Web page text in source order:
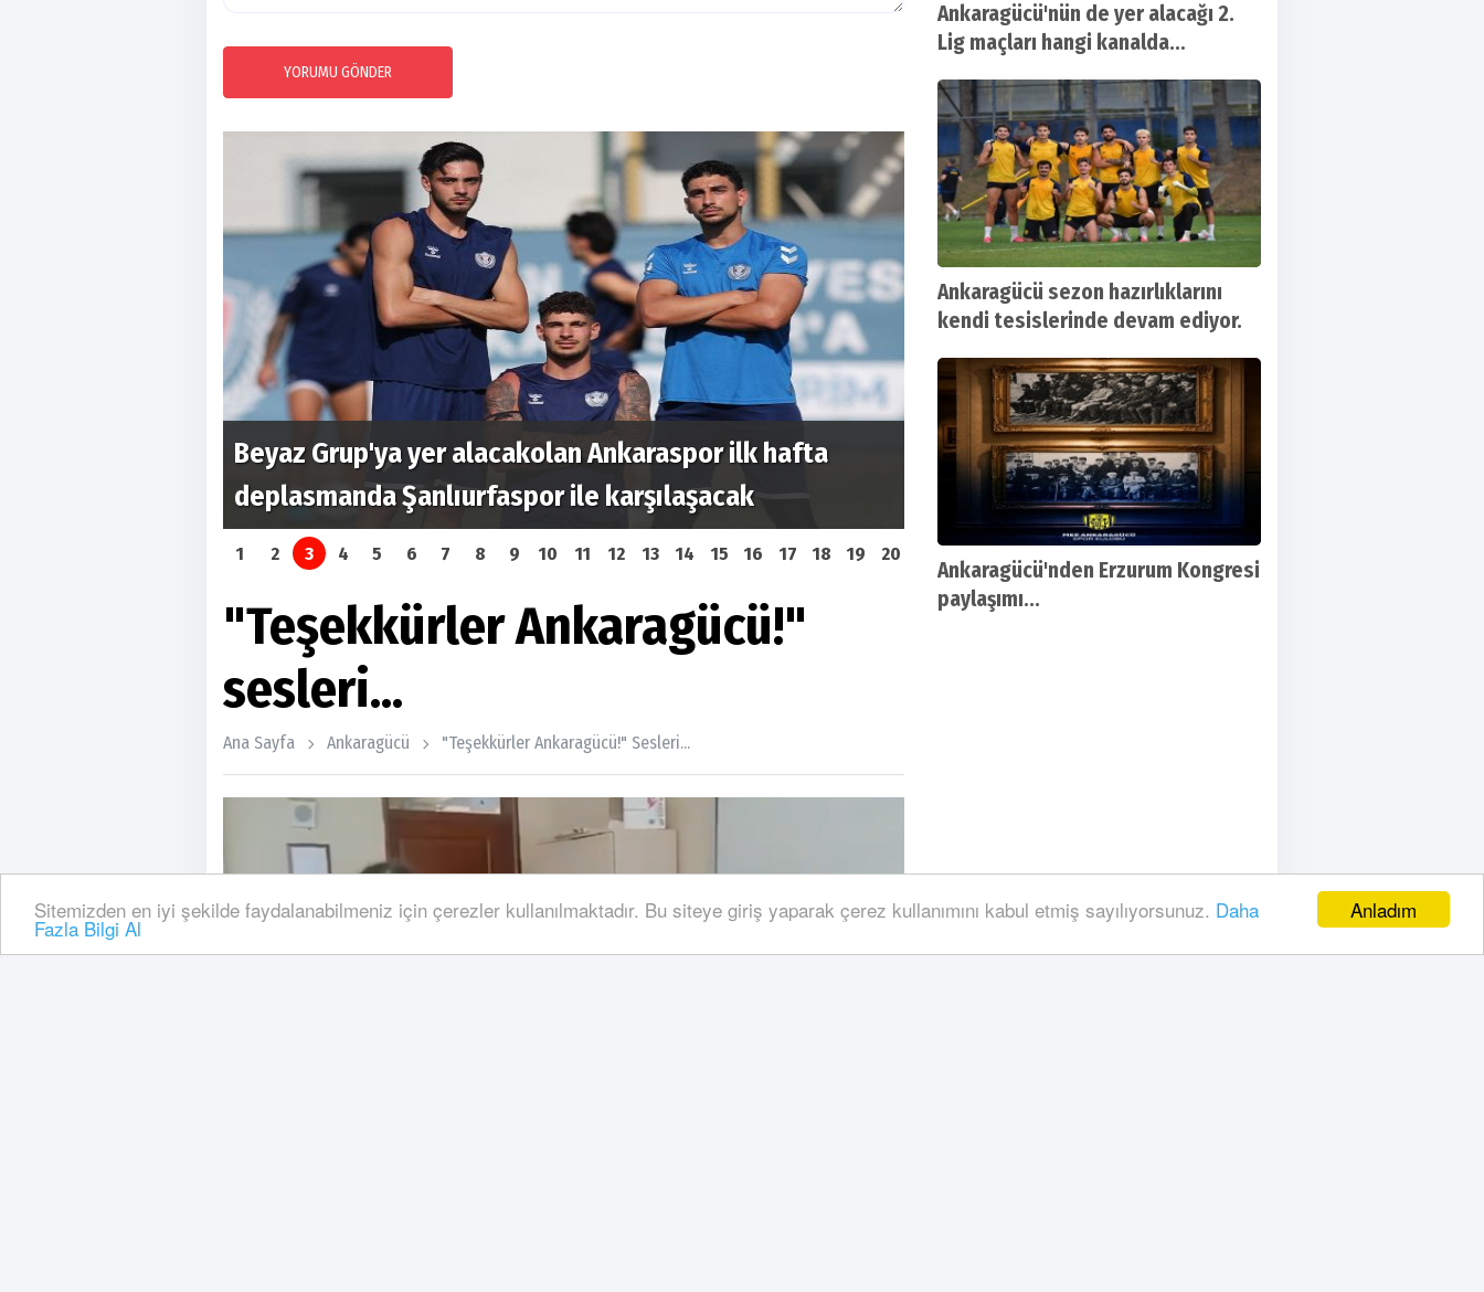
Anladım
Sitemizden en iyi şekilde faydalanabilmeniz için çerezler kullanılmaktadır. Bu siteye giriş yaparak çerez kullanımını kabul etmiş sayılıyorsunuz. Daha
Fazla Bilgi Al
YORUMU GÖNDER
Beyaz Grup'ya yer alacakolan Ankaraspor ilk hafta
deplasmanda Şanlıurfaspor ile karşılaşacak
Etimesgutspor-Karşıyaka maçının günü ve saati
açıklandı
1 2 3 4 5 6 7 8 9 10 11 12 13 14 15 16 17 18 19 20
"Teşekkürler Ankaragücü!"
sesleri...
Ana Sayfa Ankaragücü "Teşekkürler Ankaragücü!" Sesleri...
Ankaragücü'nün de yer alacağı 2.
Lig maçları hangi kanalda
Ankaragücü sezon hazırlıklarını
kendi tesislerinde devam ediyor.
Ankaragücü'nden Erzurum Kongresi
paylaşımı...